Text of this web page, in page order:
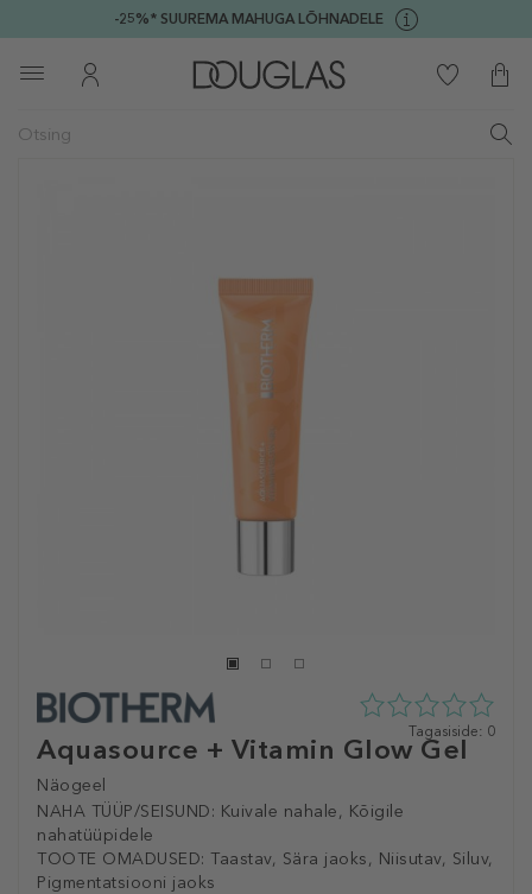
-25%* SUUREMA MAHUGA LÕHNADELE
Aquasource + Vitamin Glow Gel
Näogeel
NAHA TÜÜP/SEISUND: Kuivale nahale, Kõigile
nahatüüpidele
TOOTE OMADUSED: Taastav, Sära jaoks, Niisutav, Siluv,
Pigmentatsiooni jaoks
0
tähte
Tagasiside: 0